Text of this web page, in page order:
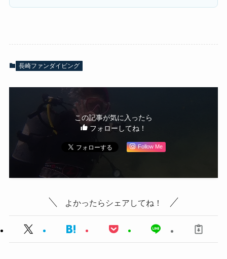
長崎ファンダイビング
この記事が気に入ったら
フォローしてね！
Follow Me
よかったらシェアしてね！